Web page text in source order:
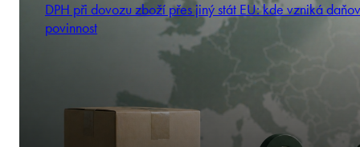
DPH při dovozu zboží přes jiný stát EU: kde vzniká
povinnost